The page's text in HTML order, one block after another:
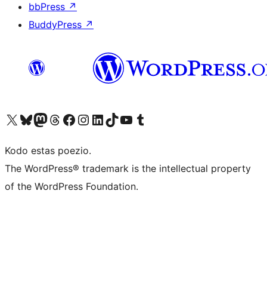
bbPress ↗
BuddyPress ↗
Visit our X (formerly Twitter) account
Visit our Bluesky account
Visit our Mastodon account
Visit our Threads account
Visit our Facebook page
Visit our Instagram account
Visit our LinkedIn account
Visit our TikTok account
Visit our YouTube channel
Visit our Tumblr account
Kodo estas poezio.
The WordPress® trademark is the intellectual property
of the WordPress Foundation.